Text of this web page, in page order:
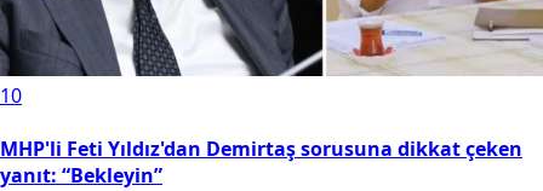
10
MHP'li Feti Yıldız'dan Demirtaş sorusuna dikkat çeken
yanıt: “Bekleyin”